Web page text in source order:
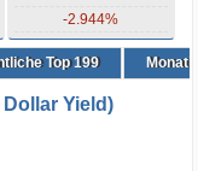
-2.944%
Top 199
Yield)